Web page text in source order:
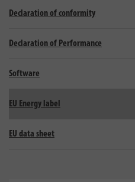
Declaration of conformity
Declaration of Performance
Software
EU Energy label
EU data sheet